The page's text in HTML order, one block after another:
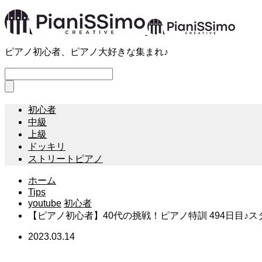
ピアノ初心者、ピアノ大好きな集まれ♪
初心者
中級
上級
ドッキリ
ストリートピアノ
ホーム
Tips
youtube 初心者
【ピアノ初心者】40代の挑戦！ピアノ特訓 494日目♪ス
2023.03.14